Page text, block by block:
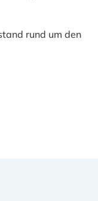
rund um den